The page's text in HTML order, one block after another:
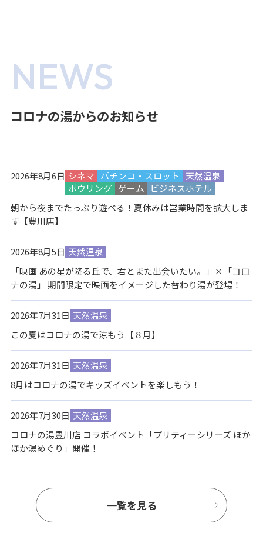
NEWS
コロナの湯からのお知らせ
2026年8月6日 シネマ パチンコ・スロット
天然温泉
ボウリング ゲーム
ビジネスホテル
朝から夜までたっぷり遊べる！夏休みは営業時間を拡大しま
す【豊川店】
2026年8月5日 天然温泉
「映画 あの星が降る丘で、君とまた出会いたい。」×「コロ
ナの湯」 期間限定で映画をイメージした替わり湯が登場！
2026年7月31日 天然温泉
この夏はコロナの湯で涼もう【８月】
2026年7月31日 天然温泉
8月はコロナの湯でキッズイベントを楽しもう！
2026年7月30日 天然温泉
コロナの湯豊川店 コラボイベント「プリティーシリーズ ほか
ほか湯めぐり」開催！
一覧を見る